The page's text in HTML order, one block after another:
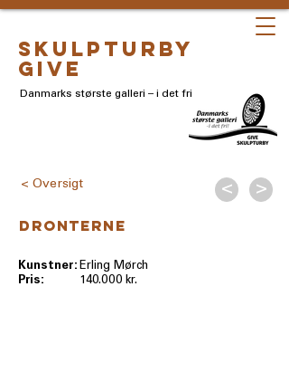
Danmarks største galleri – i det fri
skulpturby
give
< Oversigt < >
Dronterne
Kunstner: Erling Mørch
Pris:
140.000 kr.